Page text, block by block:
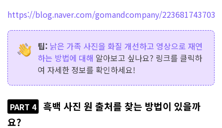
https://blog.naver.com/gomandcompany/223681743703
팁: 낡은 가족 사진을 화질 개선하고 영상으로 재연
하는 방법에 대해 알아보고 싶나요? 링크를 클릭하
여 자세한 정보를 확인하세요!
PART 4
흑백 사진 원 출처를 찾는 방법이 있을까
요?